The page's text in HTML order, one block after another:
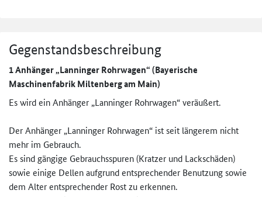
Gegenstandsbeschreibung
1 Anhänger „Lanninger Rohrwagen“ (Bayerische
Maschinenfabrik Miltenberg am Main)
Es wird ein Anhänger „Lanninger Rohrwagen“ veräußert.
Der Anhänger „Lanninger Rohrwagen“ ist seit längerem nicht
mehr im Gebrauch.
Es sind gängige Gebrauchsspuren (Kratzer und Lackschäden)
sowie einige Dellen aufgrund entsprechender Benutzung sowie
dem Alter entsprechender Rost zu erkennen.